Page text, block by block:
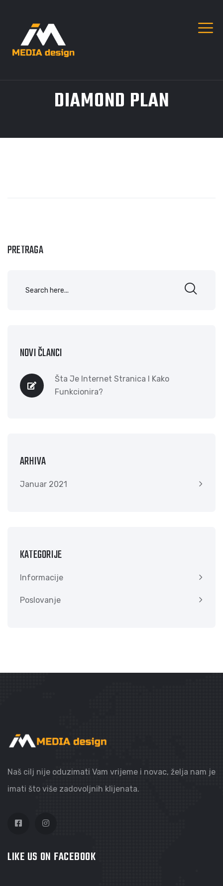
DIAMOND PLAN
PRETRAGA
NOVI ČLANCI
Šta Je Internet Stranica I Kako
Funkcionira?
ARHIVA
Januar 2021
KATEGORIJE
Informacije
Poslovanje
Naš cilj nije oduzimati Vam vrijeme i novac, želja nam je
imati što više zadovoljnih klijenata.
LIKE US ON FACEBOOK